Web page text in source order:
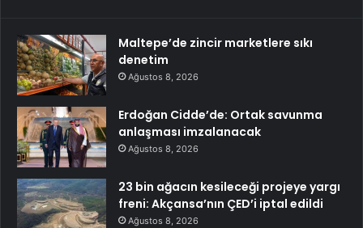
Maltepe’de zincir marketlere sıkı
denetim
Ağustos 8, 2026
Erdoğan Cidde’de: Ortak savunma
anlaşması imzalanacak
Ağustos 8, 2026
23 bin ağacın kesileceği projeye yargı
freni: Akçansa’nın ÇED’i iptal edildi
Ağustos 8, 2026